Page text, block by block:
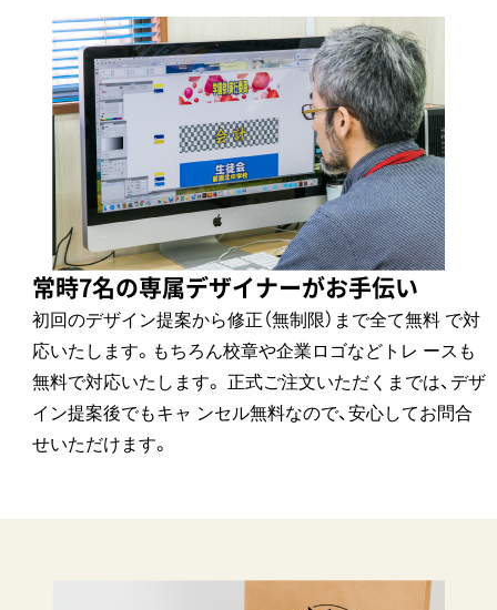
常時7名の専属デザイナーがお手伝い
初回のデザイン提案から修正（無制限）まで全て無料 で対
応いたします。もちろん校章や企業ロゴなどトレ ースも
無料で対応いたします。 正式ご注文いただくまでは、デザ
イン提案後でもキャ ンセル無料なので、安心してお問合
せいただけます。